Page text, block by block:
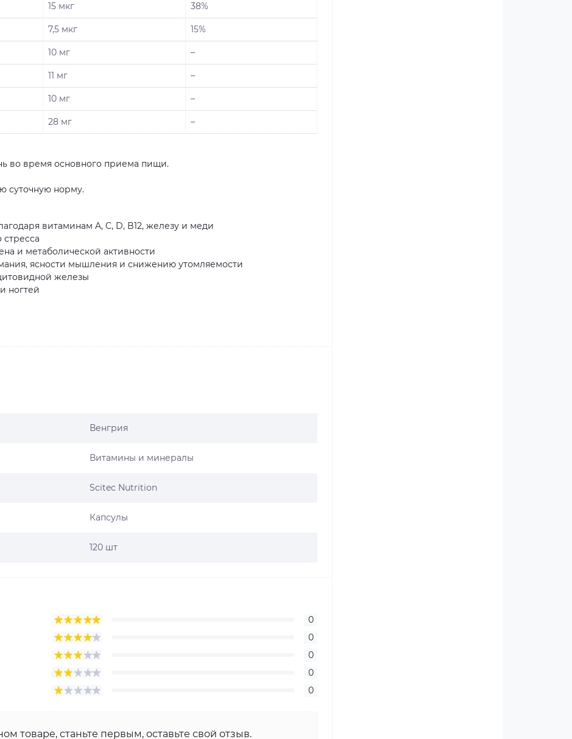
15 мкг 38%
7,5 мкг 15%
10 мг –
11 мг –
10 мг –
28 мг –
во время основного приема пищи.
суточную норму.
витаминам A, C, D, B12, железу и меди
стресса
и метаболической активности
ясности мышления и снижению утомляемости
железы
ногтей
Венгрия
Витамины и минералы
Scitec Nutrition
Капсулы
120 шт
0
0
0
0
0
товаре, станьте первым, оставьте свой отзыв.